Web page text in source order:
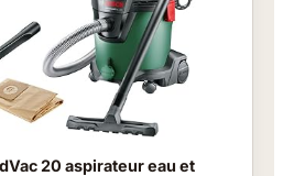
20 aspirateur eau et